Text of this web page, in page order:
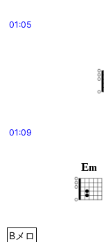
01:05
01:09
Em
Bメロ